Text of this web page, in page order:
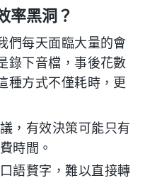
率黑洞？
們每天面臨大量的會
錄下音檔，事後花數
種方式不僅耗時，更
，有效決策可能只有
時間。
語贅字，難以直接轉